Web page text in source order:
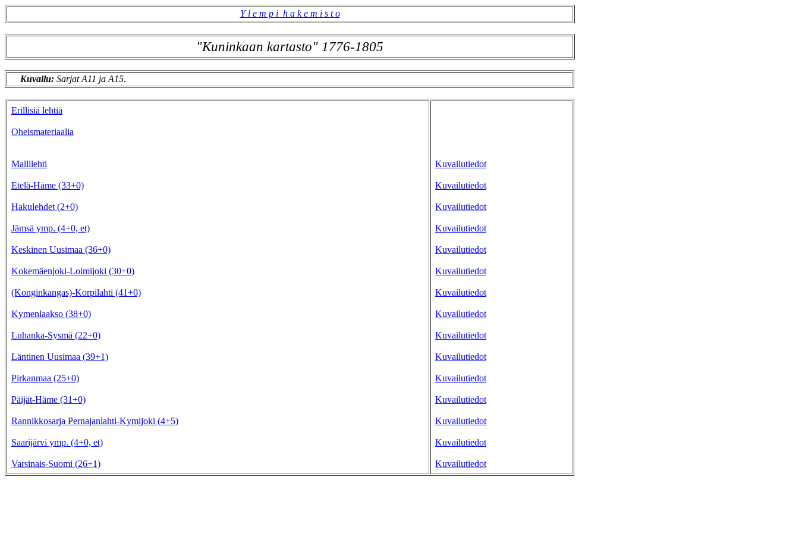
Y l e m p i h a k e m i s t o
"Kuninkaan kartasto" 1776-1805
Kuvailu: Sarjat A11 ja A15.
Erillisiä lehtiä
Oheismateriaalia
Mallilehti
Etelä-Häme (33+0)
Hakulehdet (2+0)
Jämsä ymp. (4+0, et)
Keskinen Uusimaa (36+0)
Kokemäenjoki-Loimijoki (30+0)
(Konginkangas)-Korpilahti (41+0)
Kymenlaakso (38+0)
Luhanka-Sysmä (22+0)
Läntinen Uusimaa (39+1)
Pirkanmaa (25+0)
Päijät-Häme (31+0)
Rannikkosarja Pernajanlahti-Kymijoki (4+5)
Saarijärvi ymp. (4+0, et)
Varsinais-Suomi (26+1)
Kuvailutiedot
Kuvailutiedot
Kuvailutiedot
Kuvailutiedot
Kuvailutiedot
Kuvailutiedot
Kuvailutiedot
Kuvailutiedot
Kuvailutiedot
Kuvailutiedot
Kuvailutiedot
Kuvailutiedot
Kuvailutiedot
Kuvailutiedot
Kuvailutiedot